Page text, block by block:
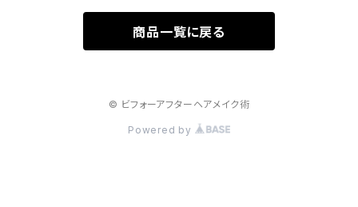
商品一覧に戻る
© ビフォーアフターヘアメイク術
Powered by